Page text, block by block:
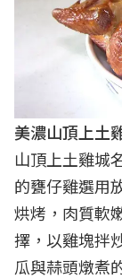
美濃山頂上土
山頂上土雞城
的甕仔雞選用
烘烤，肉質軟
擇，以雞塊拌
瓜與蒜頭燉煮